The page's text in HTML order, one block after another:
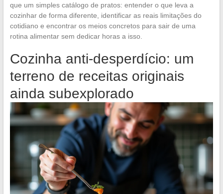
que um simples catálogo de pratos: entender o que leva a
cozinhar de forma diferente, identificar as reais limitações do
cotidiano e encontrar os meios concretos para sair de uma
rotina alimentar sem dedicar horas a isso.
Cozinha anti-desperdício: um
terreno de receitas originais
ainda subexplorado